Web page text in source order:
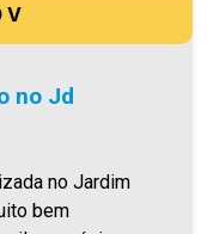
V
no Jd
no Jardim